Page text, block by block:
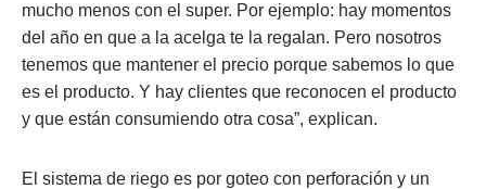
mucho menos con el super. Por ejemplo: hay momentos
del año en que a la acelga te la regalan. Pero nosotros
tenemos que mantener el precio porque sabemos lo que
es el producto. Y hay clientes que reconocen el producto
y que están consumiendo otra cosa”, explican.
El sistema de riego es por goteo con perforación y un